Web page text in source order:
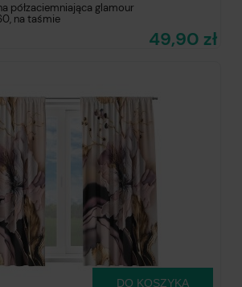
półzaciemniająca glamour
na taśmie
49,90 zł
DO KOSZYKA